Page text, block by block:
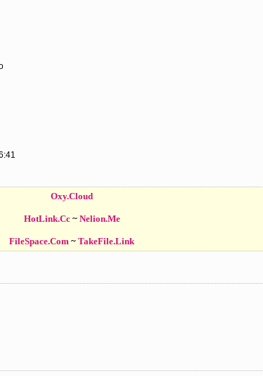
Oxy.Cloud
HotLink.Cc ~ Nelion.Me
FileSpace.Com ~ TakeFile.Link